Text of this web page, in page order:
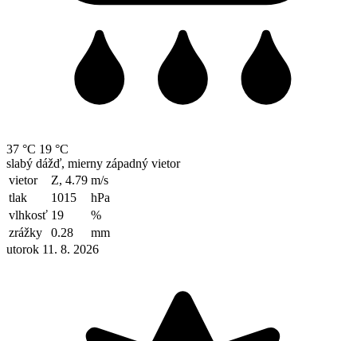
37 °C 19 °C
slabý dážď, mierny západný vietor
vietor
Z, 4.79 m/s
tlak
1015
hPa
vlhkosť 19
%
zrážky
0.28
mm
utorok 11. 8. 2026